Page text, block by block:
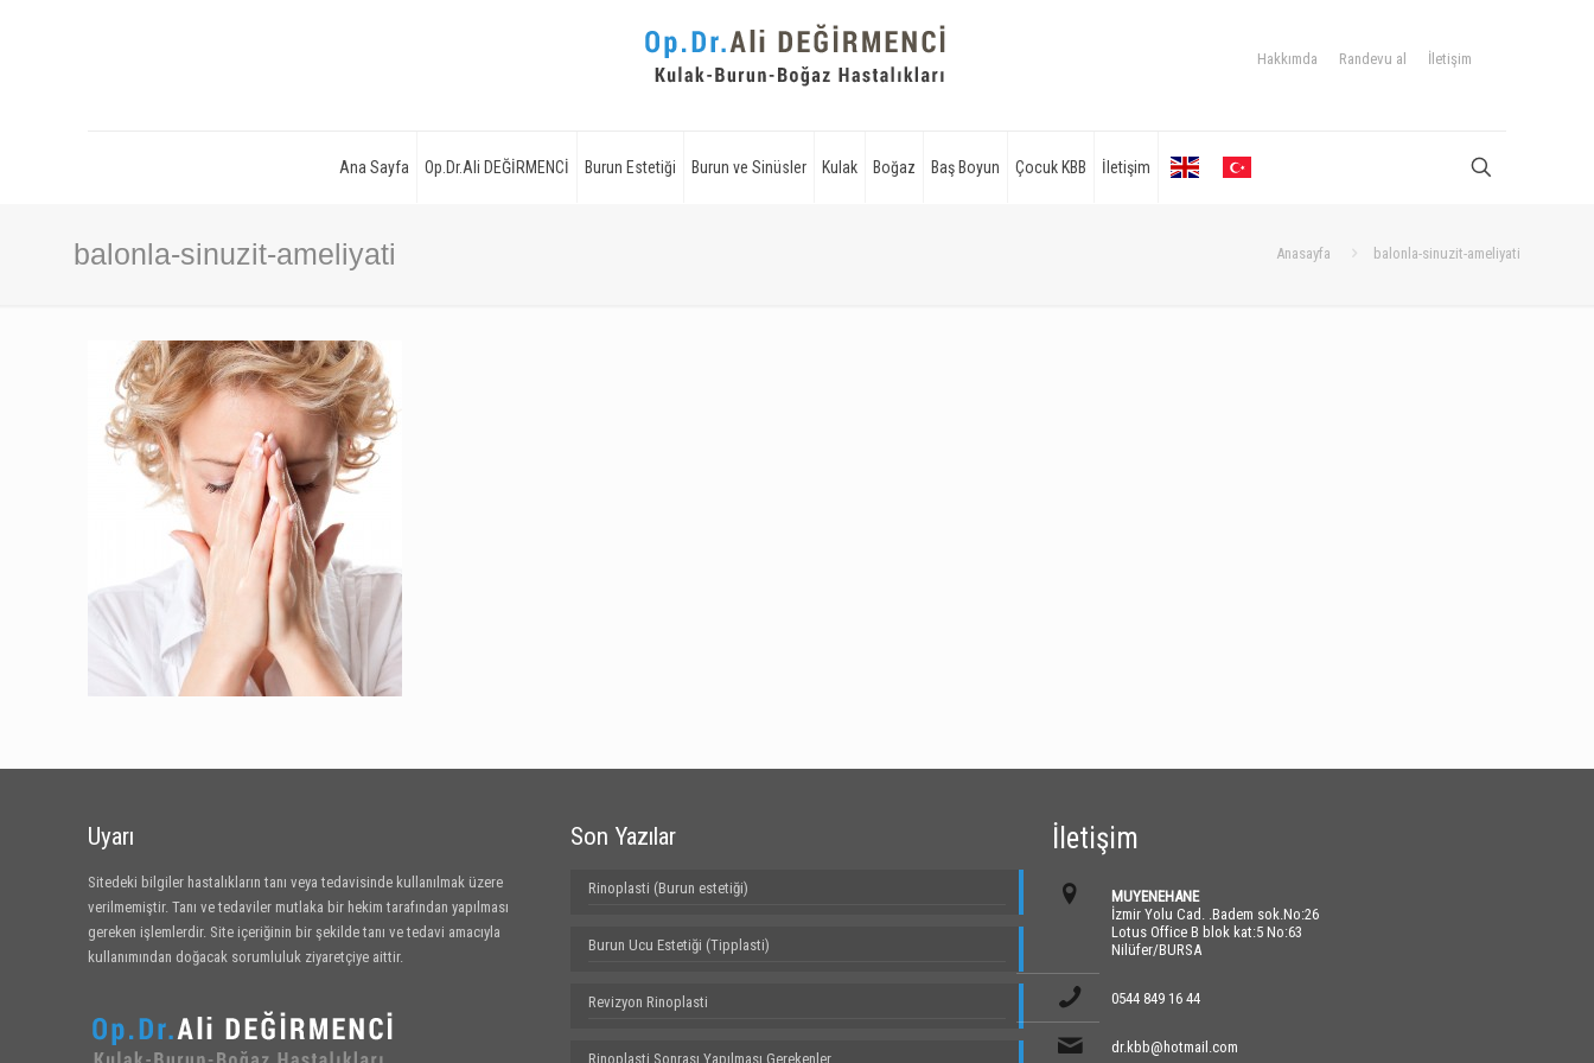
Ana Sayfa Op.Dr.Ali DEĞİRMENCİ Burun Estetiği Burun ve Sinüsler Kulak Boğaz Baş Boyun Çocuk KBB İletişim
Hakkımda Randevu al İletişim
balonla-sinuzit-ameliyati Anasayfa balonla-sinuzit-ameliyati
Uyarı
Sitedeki bilgiler hastalıkların tanı veya tedavisinde kullanılmak üzere
verilmemiştir. Tanı ve tedaviler mutlaka bir hekim tarafından yapılması
gereken işlemlerdir. Site içeriğinin bir şekilde tanı ve tedavi amacıyla
kullanımından doğacak sorumluluk ziyaretçiye aittir.
Son Yazılar
Rinoplasti (Burun estetiği)
Burun Ucu Estetiği (Tipplasti)
Revizyon Rinoplasti
Rinoplasti Sonrası Yapılması Gerekenler
İletişim
MUYENEHANE
İzmir Yolu Cad. .Badem sok.No:26
Lotus Office B blok kat:5 No:63
Nilüfer/BURSA
0544 849 16 44
dr.kbb@hotmail.com